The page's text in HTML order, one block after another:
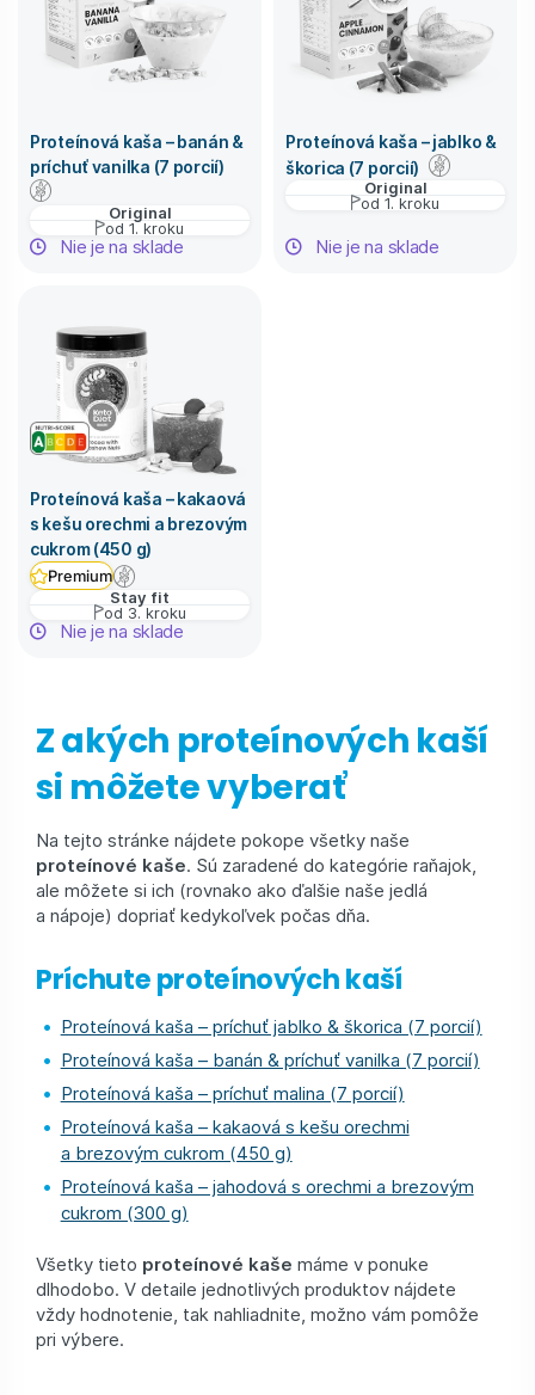
Proteínová kaša – banán &
príchuť vanilka (7 porcií)
Original
od 1. kroku
Nie je na sklade
Proteínová kaša – jablko &
škorica (7 porcií)
Original
od 1. kroku
Nie je na sklade
Proteínová kaša – kakaová
s kešu orechmi a brezovým
cukrom (450 g)
Premium
Stay fit
od 3. kroku
Nie je na sklade
Z akých proteínových kaší
si môžete vyberať
Na tejto stránke nájdete pokope všetky naše
proteínové kaše. Sú zaradené do kategórie raňajok,
ale môžete si ich (rovnako ako ďalšie naše jedlá
a nápoje) dopriať kedykoľvek počas dňa.
Príchute proteínových kaší
Proteínová kaša – príchuť jablko & škorica (7 porcií)
Proteínová kaša – banán & príchuť vanilka (7 porcií)
Proteínová kaša – príchuť malina (7 porcií)
Proteínová kaša – kakaová s kešu orechmi
a brezovým cukrom (450 g)
Proteínová kaša – jahodová s orechmi a brezovým
cukrom (300 g)
Všetky tieto proteínové kaše máme v ponuke
dlhodobo. V detaile jednotlivých produktov nájdete
vždy hodnotenie, tak nahliadnite, možno vám pomôže
pri výbere.